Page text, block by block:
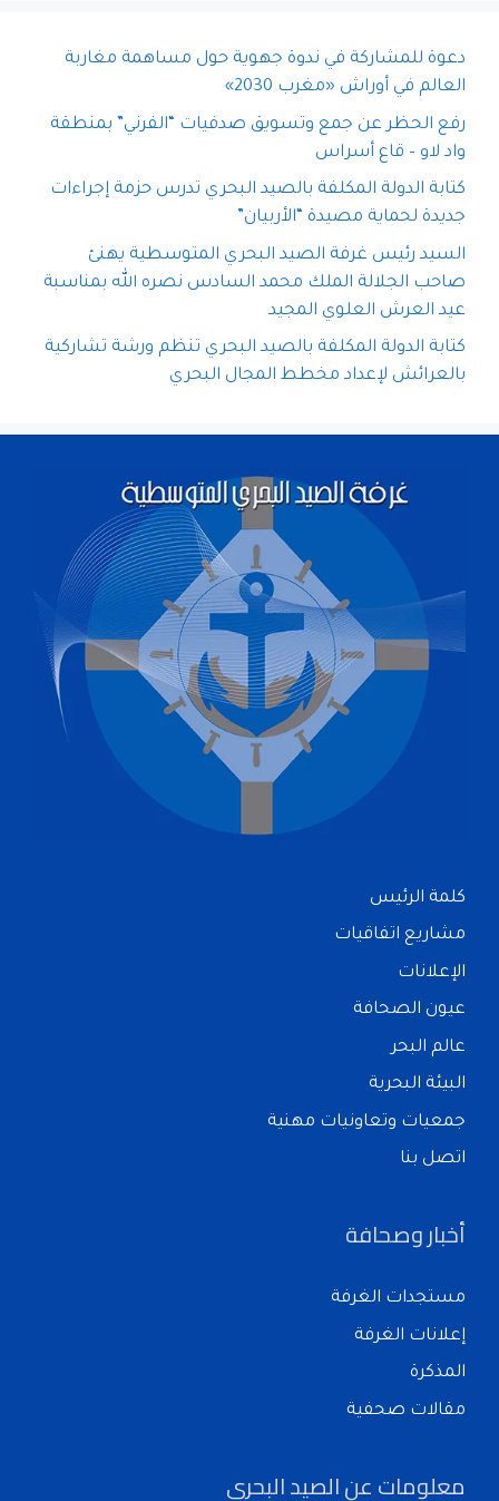
دعوة للمشاركة في ندوة جهوية حول مساهمة مغاربة
العالم في أوراش «مغرب 2030»
رفع الحظر عن جمع وتسويق صدفيات “الفرني” بمنطقة
واد لاو – قاع أسراس
كتابة الدولة المكلفة بالصيد البحري تدرس حزمة إجراءات
جديدة لحماية مصيدة “الأربيان”
السيد رئيس غرفة الصيد البحري المتوسطية يهنئ
صاحب الجلالة الملك محمد السادس نصره الله بمناسبة
عيد العرش العلوي المجيد
كتابة الدولة المكلفة بالصيد البحري تنظم ورشة تشاركية
بالعرائش لإعداد مخطط المجال البحري
كلمة الرئيس
مشاريع اتفاقيات
الإعلانات
عيون الصحافة
عالم البحر
البيئة البحرية
جمعيات وتعاونيات مهنية
اتصل بنا
أخبار وصحافة
مستجدات الغرفة
إعلانات الغرفة
المذكرة
مقالات صحفية
معلومات عن الصيد البحري